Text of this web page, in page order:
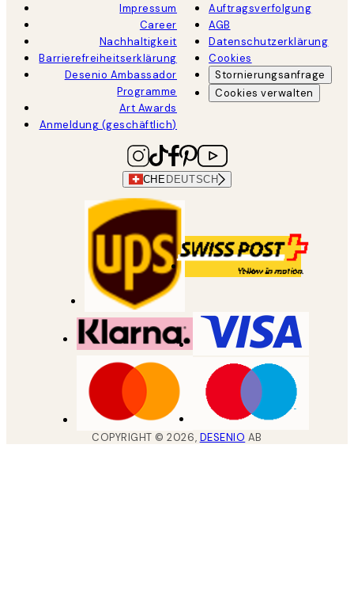
Impressum
Career
Nachhaltigkeit
Barrierefreiheitserklärung
Desenio Ambassador
Programme
Art Awards
Anmeldung (geschäftlich)
Auftragsverfolgung
AGB
Datenschutzerklärung
Cookies
Stornierungsanfrage
Cookies verwalten
CHE DEUTSCH
COPYRIGHT ©2026, DESENIO AB